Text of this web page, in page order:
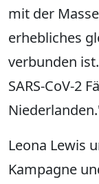
mit der
erhebliches
verbunden
SARS-CoV-2
Leona Lewis
Kampagne